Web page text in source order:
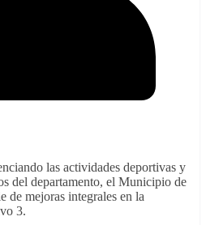
las actividades deportivas y
del departamento, el Municipio de
de mejoras integrales en la
3.